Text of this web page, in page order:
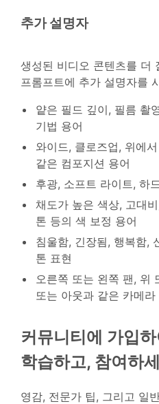
추가 설명자
생성된 비디오 콘텐츠를 더
프롬프트에 추가 설명자를
얕은 필드 깊이, 필름 촬
기법 용어
와이드, 클로즈업, 위에
같은 컴포지션 용어
후광, 소프트 라이트, 하
채도가 높은 색상, 고대
톤 등의 색 보정 용어
침울함, 긴장됨, 행복함,
톤 표현
오른쪽 또는 왼쪽 팬, 위
또는 아웃과 같은 카메라
커뮤니티에 가입
학습하고, 참여하
영감, 전문가 팁, 그리고 일